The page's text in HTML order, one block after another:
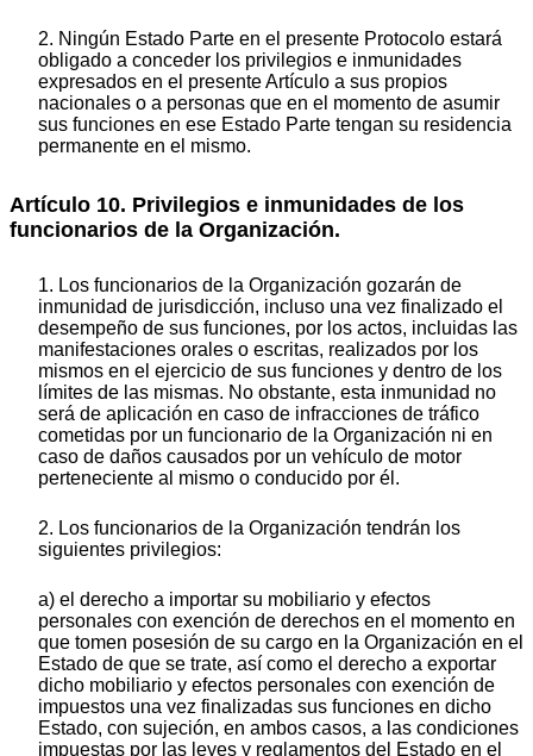
2. Ningún Estado Parte en el presente Protocolo estará
obligado a conceder los privilegios e inmunidades
expresados en el presente Artículo a sus propios
nacionales o a personas que en el momento de asumir
sus funciones en ese Estado Parte tengan su residencia
permanente en el mismo.
Artículo 10. Privilegios e inmunidades de los
funcionarios de la Organización.
1. Los funcionarios de la Organización gozarán de
inmunidad de jurisdicción, incluso una vez finalizado el
desempeño de sus funciones, por los actos, incluidas las
manifestaciones orales o escritas, realizados por los
mismos en el ejercicio de sus funciones y dentro de los
límites de las mismas. No obstante, esta inmunidad no
será de aplicación en caso de infracciones de tráfico
cometidas por un funcionario de la Organización ni en
caso de daños causados por un vehículo de motor
perteneciente al mismo o conducido por él.
2. Los funcionarios de la Organización tendrán los
siguientes privilegios:
a) el derecho a importar su mobiliario y efectos
personales con exención de derechos en el momento en
que tomen posesión de su cargo en la Organización en el
Estado de que se trate, así como el derecho a exportar
dicho mobiliario y efectos personales con exención de
impuestos una vez finalizadas sus funciones en dicho
Estado, con sujeción, en ambos casos, a las condiciones
impuestas por las leyes y reglamentos del Estado en el